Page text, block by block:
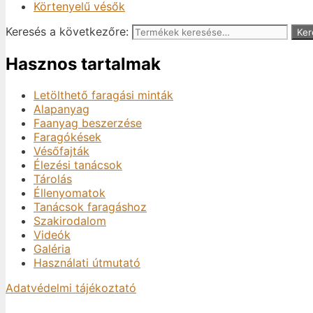
Körtenyelű vésők
Keresés a következőre:
Hasznos tartalmak
Letölthető faragási minták
Alapanyag
Faanyag beszerzése
Faragókések
Vésőfajták
Élezési tanácsok
Tárolás
Éllenyomatok
Tanácsok faragáshoz
Szakirodalom
Videók
Galéria
Használati útmutató
Adatvédelmi tájékoztató